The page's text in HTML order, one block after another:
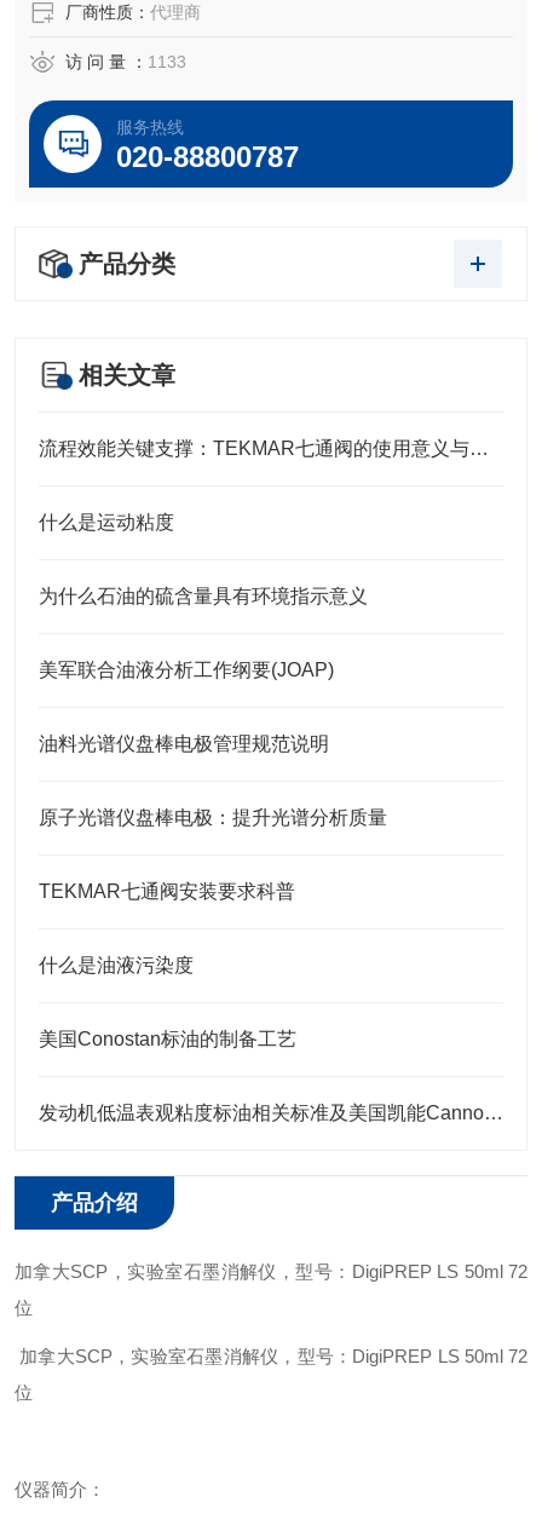
系统被广范应用于商检、质检、环境、食品、生物、农业和
工业等各个方面的样品前处理环节，比如三种型号的DigiPRE
厂商性质： 代理商
访 问 量 ： 1133
服务热线
020-88800787
产品分类
相关文章
流程效能关键支撑：TEKMAR七通阀的使用意义与核心要点
什么是运动粘度
为什么石油的硫含量具有环境指示意义
美军联合油液分析工作纲要(JOAP)
油料光谱仪盘棒电极管理规范说明
原子光谱仪盘棒电极：提升光谱分析质量
TEKMAR七通阀安装要求科普
什么是油液污染度
美国Conostan标油的制备工艺
发动机低温表观粘度标油相关标准及美国凯能Cannon相关CCS标油
产品介绍
加拿大SCP ，实验室石墨消解仪 ，型号： DigiPREP LS 50ml 72
位
加拿大SCP，实验室石墨消解仪 ，型号： DigiPREP LS 50ml 72
位
仪器简介：